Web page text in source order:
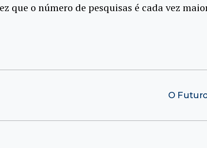
que o número de pesquisas é cada vez
O